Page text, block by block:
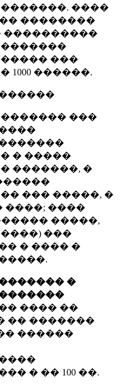
����
��������
����������
���
1000 ������.
���
� �����
�������, �
��� �����, �
����; ����
�����,
���
� ���� �
�
���� ��
�� �������
������
� �� 100 ��.